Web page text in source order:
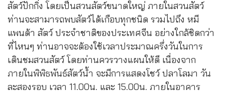
สัตว์ปักกิ่ง โดยเป็นสวนสัตว์ขนาดใหญ่ ภายในสวนสัตว์
ท่านจะสามารถพบสัตว์ได้เกือบทุกชนิด รวมไปถึง หมี
แพนด้า สัตว์ ประจำชาติของประเทศจีน อย่างใกล้ชิดกว่า
ที่ไหนๆ ท่านอาจจะต้องใช้เวลาประมาณครึ่งวันในการ
เดินชมสวนสัตว์ โดยท่านควรวางแผนให้ดี เนื่องจาก
ภายในพิพิธพันธ์สัตว์น้ำ จะมีการแสดงโชว์ ปลาโลมา วัน
ละสองรอบ เวลา 11.00น. และ 15.00น. ภายในอาคาร